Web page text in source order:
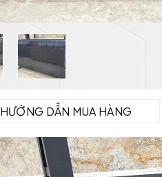
HƯỚNG DẪN MUA HÀNG